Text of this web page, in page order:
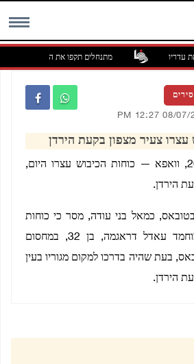
מתנחלים תקפו את הכפר אבו פלאח
עצרו צעיר מצפון בקעת הירדן
טובאס, 8 ביולי 2026, וואפא — כוחות הכיבוש עצרו היום,
הירדן.
כמאל בני עודה, מסר כי כוחות
הכיבוש עצרו את מוחמד עאדל דראגמה, בן 32, במחסום
בעת שהיה בדרכו למקום מגוריו בעין
הירדן.